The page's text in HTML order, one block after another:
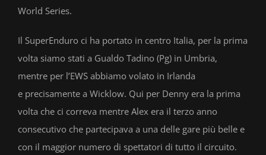
World Series.
Il SuperEnduro ci ha portato in centro Italia, per la prima
volta siamo stati a Gualdo Tadino (Pg) in Umbria,
mentre per l’EWS abbiamo volato in Irlanda
e precisamente a Wicklow. Qui per Denny era la prima
volta che ci correva mentre Alex era il terzo anno
consecutivo che partecipava a una delle gare più belle e
con il maggior numero di spettatori di tutto il circuito.